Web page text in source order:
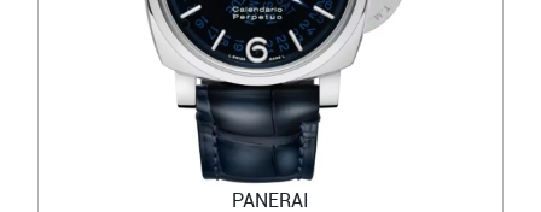
PANERAI